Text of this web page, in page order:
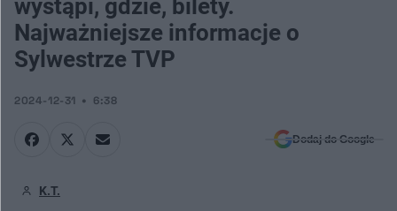
wystąpi, gdzie, bilety.
Najważniejsze informacje o
Sylwestrze TVP
2024-12-31 6:38
Dodaj do Google
K.T.